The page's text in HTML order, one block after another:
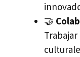
🤝